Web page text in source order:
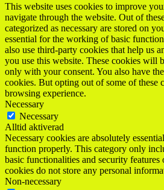
This website uses cookies to improve
navigate through the website. Out of
categorized as necessary are stored on
essential for the working of basic
also use third-party cookies that help us
you use this website. These cookies will
only with your consent. You also have
cookies. But opting out of some of these
browsing experience.
Necessary
Necessary
Alltid aktiverad
Necessary cookies are absolutely
function properly. This category only
basic functionalities and security features
cookies do not store any personal
Non-necessary